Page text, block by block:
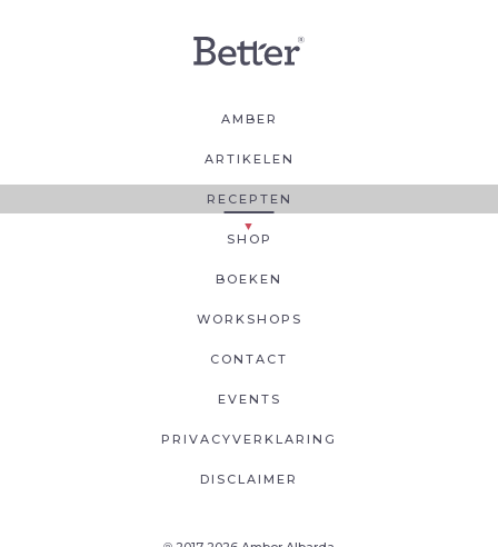
AMBER
ARTIKELEN
RECEPTEN
SHOP
BOEKEN
WORKSHOPS
CONTACT
EVENTS
PRIVACYVERKLARING
DISCLAIMER